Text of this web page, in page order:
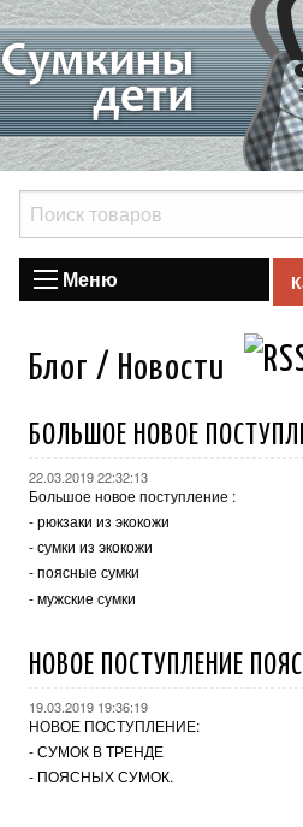
Меню
Блог / Новости
БОЛЬШОЕ НОВОЕ
22.03.2019 22:32:13
Большое новое поступление :
-рюкзаки из экокожи
-сумки из экокожи
-поясные сумки
-мужские сумки
НОВОЕ ПОСТУПЛЕНИЕ
19.03.2019 19:36:19
НОВОЕ ПОСТУПЛЕНИЕ:
-СУМОК В ТРЕНДЕ
- ПОЯСНЫХ СУМОК.